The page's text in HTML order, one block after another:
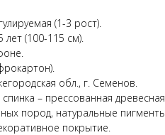
(1-3 рост).
лет (100-115 см).
обл., г. Семенов.
– прессованная
пород, натуральные
покрытие.